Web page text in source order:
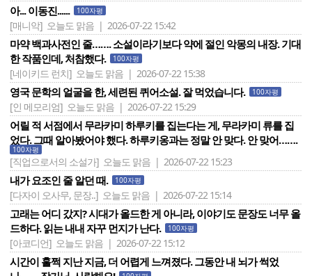
아... 이동진...... 100자평
[매니악] 오늘도 맑음 | 2026-07-22 15:42
마약 백과사전인 줄……. 소설이라기보다 약에 절인 악몽의 내장. 기대
한 작품인데, 처참했다.
100자평
[네이키드 런치] 오늘도 맑음 | 2026-07-22 15:38
영국 문학의 얼굴을 한, 세련된 퀴어소설. 잘 먹었습니다. 100자평
[인 메모리엄] 오늘도 맑음 | 2026-07-22 15:29
어릴 적 서점에서 무라카미 하루키를 집는다는 게, 무라카미 류를 집
었다. 그때 알아봤어야 했다. 하루키옹과는 정말 안 맞다. 안 맞어…….
100자평
[직업으로서의 소설가] 오늘도 맑음 | 2026-07-22 15:23
내가 요조인 줄 알던 때. 100자평
[다자이 오사무, 문장..] 오늘도 맑음 | 2026-07-22 15:14
고래는 어디 갔지? 시대가 올드한 게 아니라, 이야기도 문장도 너무 올
드하다. 읽는 내내 자꾸 먼지가 난다.
100자평
[아코디언] 오늘도 맑음 | 2026-07-22 15:12
시간이 훌쩍 지난 지금, 더 어렵게 느껴졌다. 그동안 내 뇌가 썩었